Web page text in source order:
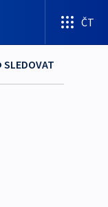
ČT
SLEDOVAT